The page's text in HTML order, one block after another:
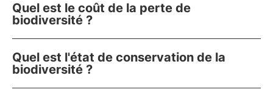
Quel est le coût de la perte de
biodiversité ?
Quel est l'état de conservation de la
biodiversité ?